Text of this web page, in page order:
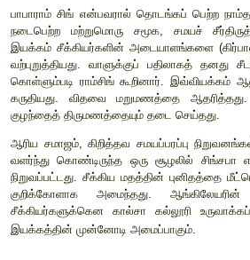
பஞ்சாப் சீக்கியச் சமூகத்திலும்
நிரங்கரி இயக்கத்தின் நிறுவனரான
இறைவனை வழிபட வேண்டுமென
சிலைவழிபாட்டோடு
குருநானக்கின் தலைமையையும்
அவருடைய போதனைகளின் சாரமாக
உண்பதையும் கைவிடும்படி வலியுறுத்திக்
பாபாராம் சிங் என்பவரால் தொடங்கப்
நடைபெற்ற மற்றுமொரு சமூக,
இயக்கம் சீக்கியர்களின்